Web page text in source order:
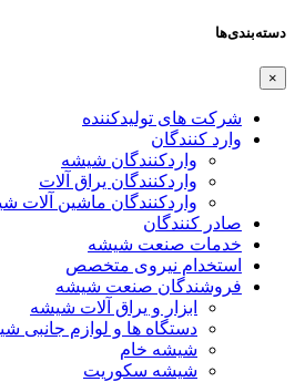
دسته‌بندی‌ها
×
شرکت های تولیدکننده
وارد کنندگان
واردکنندگان شیشه
واردکنندگان یراق آلات
واردکنندگان ماشین آلات
صادر کنندگان
خدمات صنعت شیشه
استخدام نیروی متخصص
فروشندگان صنعت شیشه
ابزار و یراق آلات شیشه
دستگاه ها و لوازم جانبی
شیشه خام
شیشه سکوریت